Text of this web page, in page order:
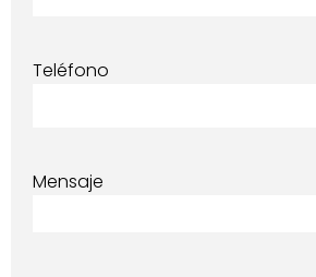
Teléfono
Mensaje